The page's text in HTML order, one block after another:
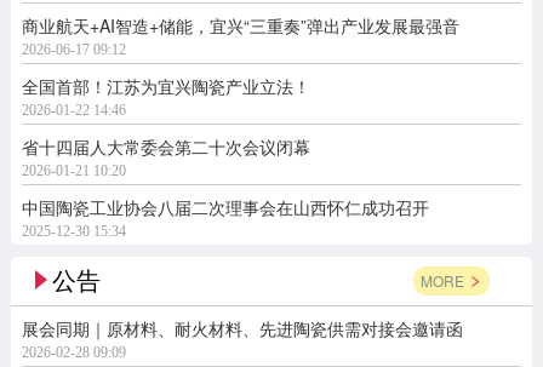
商业航天+AI智造+储能，宜兴“三重奏”弹出产业发展最强音
2026-06-17 09:12
全国首部！江苏为宜兴陶瓷产业立法！
2026-01-22 14:46
省十四届人大常委会第二十次会议闭幕
2026-01-21 10:20
中国陶瓷工业协会八届二次理事会在山西怀仁成功召开
2025-12-30 15:34
公告 MORE
展会同期｜原材料、耐火材料、先进陶瓷供需对接会邀请函
2026-02-28 09:09